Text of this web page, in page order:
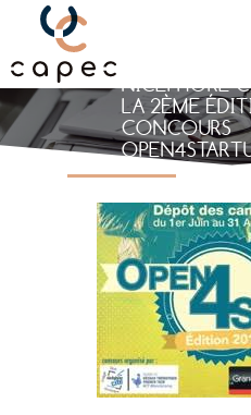
Panneau de gestion des
NICEPHORE
LA 2ÈME
CONCOURS